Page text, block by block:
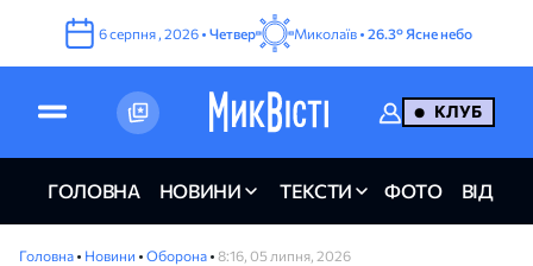
6серпня , 2026 • Четвер Миколаїв • 26.3° Ясне небо
КЛУБ
ГОЛОВНА НОВИНИ ТЕКСТИ ФОТО ВІДЕО
Головна • Новини • Оборона • 8:16, 05 липня, 2026